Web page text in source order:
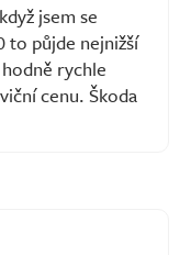
jsem se
to půjde nejnižší
rychle
cenu. Škoda